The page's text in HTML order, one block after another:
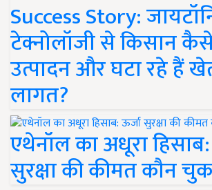
Success Story:
टेक्नोलॉजी से किसान
उत्पादन और घटा रहे हैं
लागत?
एथेनॉल का अधूरा
सुरक्षा की कीमत कौन